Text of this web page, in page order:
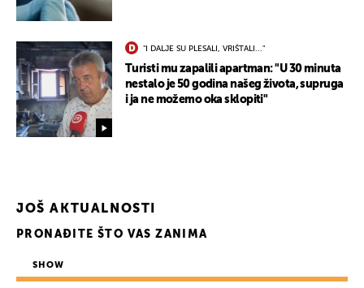
"I DALJE SU PLESALI, VRIŠTALI..."
Turisti mu zapalili apartman: "U 30 minuta
nestalo je 50 godina našeg života, supruga
i ja ne možemo oka sklopiti"
JOŠ AKTUALNOSTI
PRONAĐITE ŠTO VAS ZANIMA
SHOW